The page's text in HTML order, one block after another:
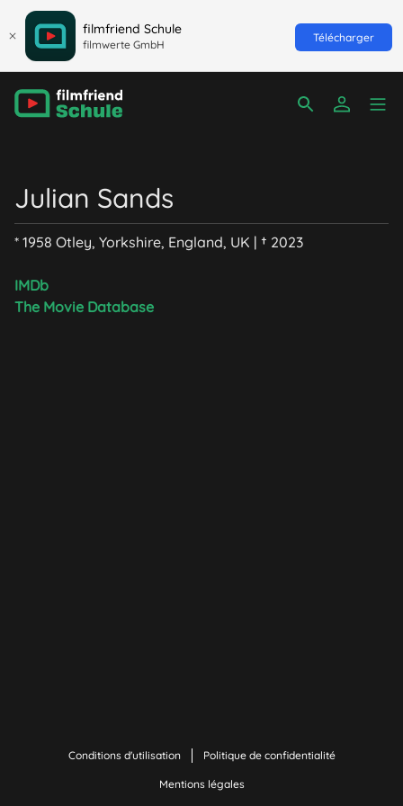
filmfriend Schule
filmwerte GmbH
Télécharger
Julian Sands
* 1958 Otley, Yorkshire, England, UK | † 2023
Voir plus
IMDb
The Movie Database
Conditions d'utilisation Politique de confidentialité
Mentions légales